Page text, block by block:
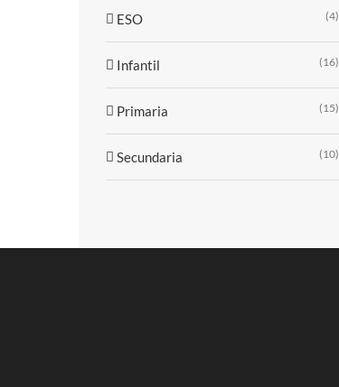
ESO (4)
Infantil (16)
Primaria (15)
Secundaria (10)